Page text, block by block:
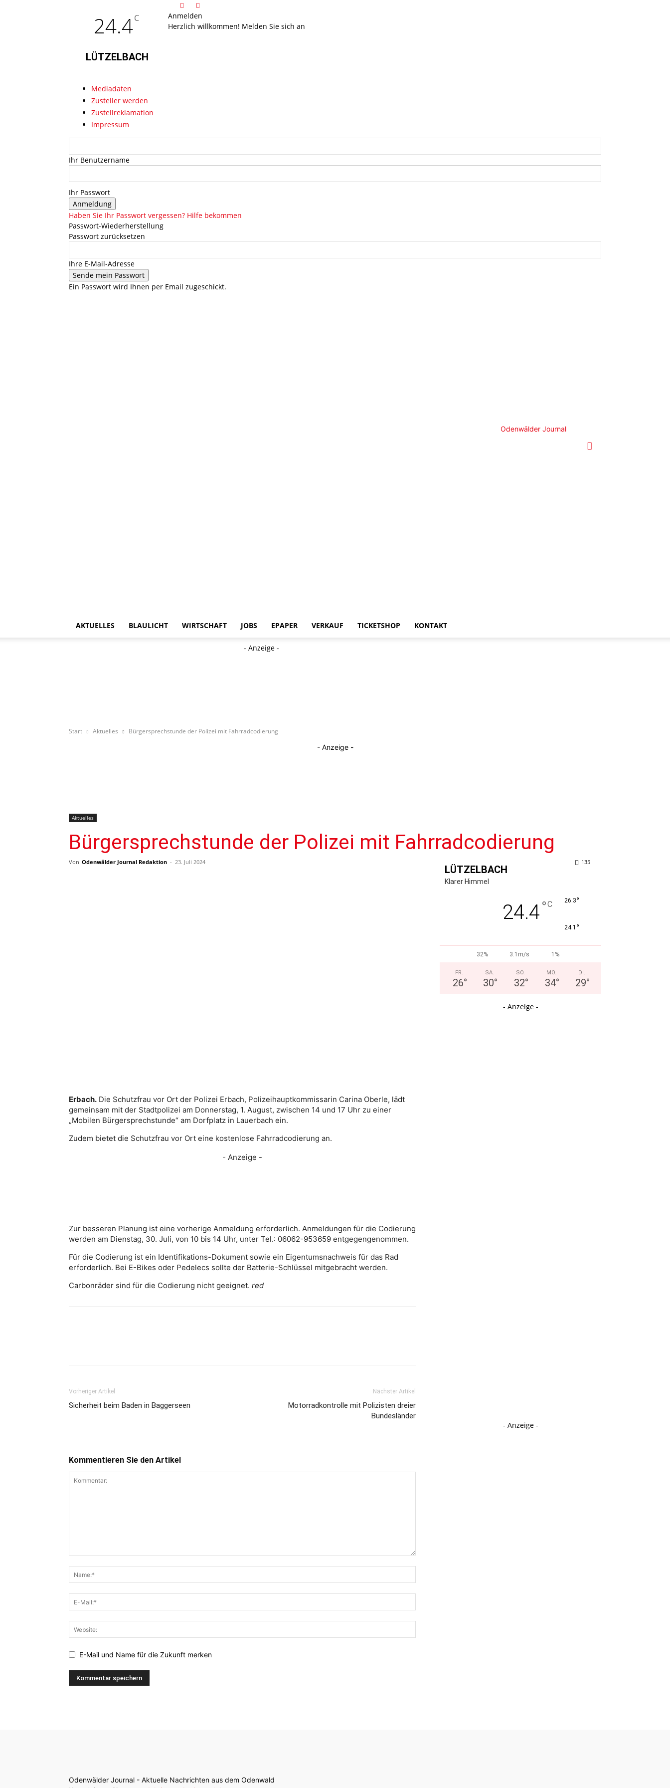
24.4C
LÜTZELBACH
Mediadaten
Zusteller werden
Zustellreklamation
Impressum
Anmelden
Herzlich willkommen! Melden Sie sich an
Ihr Benutzername
Ihr Passwort
Haben Sie Ihr Passwort vergessen? Hilfe bekommen
Passwort-Wiederherstellung
Passwort zurücksetzen
Ihre E-Mail-Adresse
Ein Passwort wird Ihnen per Email zugeschickt.
Odenwälder Journal
AKTUELLES BLAULICHT WIRTSCHAFT JOBS EPAPER VERKAUF TICKETSHOP KONTAKT
- Anzeige -
Start Aktuelles
Bürgersprechstunde der Polizei mit Fahrradcodierung
- Anzeige -
Aktuelles
Bürgersprechstunde der Polizei mit Fahrradcodierung
Von Odenwälder Journal Redaktion - 23. Juli 2024 135
Erbach. Die Schutzfrau vor Ort der Polizei Erbach, Polizeihauptkommissarin Carina Oberle, lädt
gemeinsam mit der Stadtpolizei am Donnerstag, 1. August, zwischen 14 und 17 Uhr zu einer
„Mobilen Bürgersprechstunde“ am Dorfplatz in Lauerbach ein.
Zudem bietet die Schutzfrau vor Ort eine kostenlose Fahrradcodierung an.
- Anzeige -
Zur besseren Planung ist eine vorherige Anmeldung erforderlich. Anmeldungen für die Codierung
werden am Dienstag, 30. Juli, von 10 bis 14 Uhr, unter Tel.: 06062-953659 entgegengenommen.
Für die Codierung ist ein Identifikations-Dokument sowie ein Eigentumsnachweis für das Rad
erforderlich. Bei E-Bikes oder Pedelecs sollte der Batterie-Schlüssel mitgebracht werden.
Carbonräder sind für die Codierung nicht geeignet. red
Vorheriger Artikel
Sicherheit beim Baden in Baggerseen
Nächster Artikel
Motorradkontrolle mit Polizisten dreier
Bundesländer
Kommentieren Sie den Artikel
E-Mail und Name für die Zukunft merken
LÜTZELBACH
Klarer Himmel
24.4°C 26.3°
24.1 °
32% 3.1m/s 1%
FR.
26°
SA.
30°
SO.
32°
MO.
34°
DI.
29°
- Anzeige -
- Anzeige -
Odenwälder Journal - Aktuelle Nachrichten aus dem Odenwald